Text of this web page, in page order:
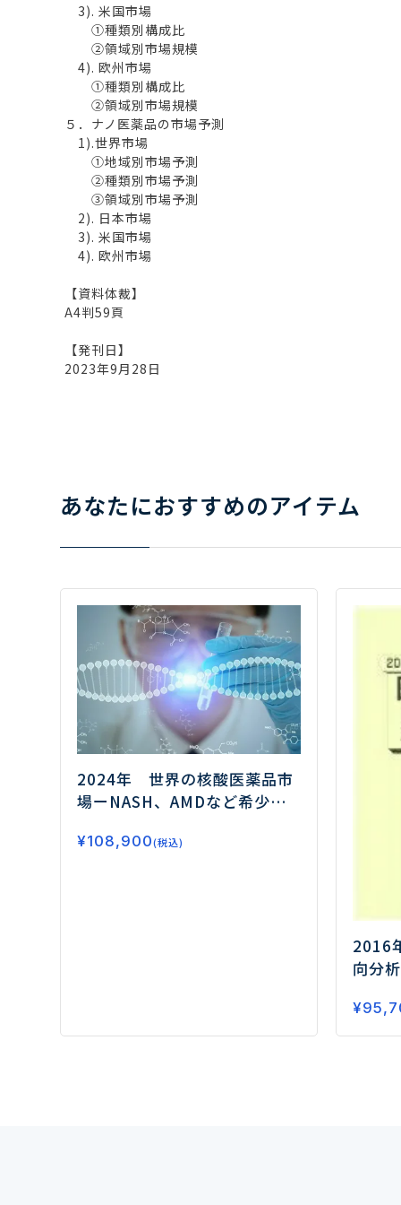
3). 米国市場
①種類別構成比
②領域別市場規模
4). 欧州市場
①種類別構成比
②領域別市場規模
５．ナノ医薬品の市場予測
1).世界市場
①地域別市場予測
②種類別市場予測
③領域別市場予測
2). 日本市場
3). 米国市場
4). 欧州市場
【資料体裁】
A4判59頁
【発刊日】
2023年9月28日
あなたにおすすめのアイテム
2024年 世界の核酸医薬品市
場ーNASH、AMDなど希少疾
¥108,900(税込)
2016
向分
需要
¥